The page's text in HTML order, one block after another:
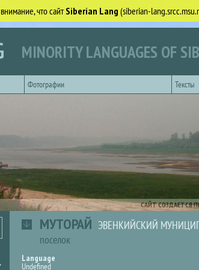
что сайтSiberian Lang (siberian-
MINORITY LANGUAGES OF
Фотографии Тексты
САЙТ СОЗДАЕТСЯ
МУТОРАЙ ЭВЕНКИЙСКИЙ
поселок
Language
Undefined
Search